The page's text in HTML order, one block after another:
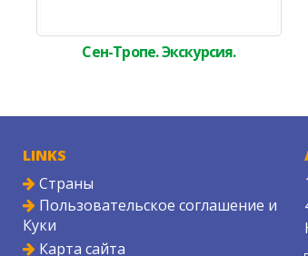
Сен-Тропе. Экскурсия.
LINKS
Страны
Пользовательское соглашение и
Куки
Карта сайта